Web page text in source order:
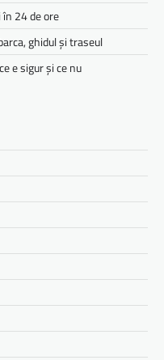
24 de ore
ghidul și traseul
e sigur și ce nu